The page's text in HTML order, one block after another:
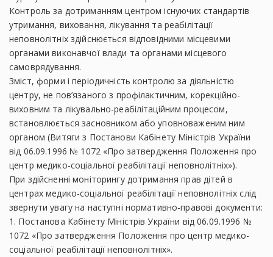
Контроль за дотриманням центром існуючих стандартів
утримання, виховання, лікування та реабілітації
неповнолітніх здійснюється відповідними місцевими
органами виконавчої влади та органами місцевого
самоврядування.
Зміст, форми і періодичність контролю за діяльністю
центру, не пов’язаного з профілактичним, корекційно-
виховним та лікувально-реабілітаційним процесом,
встановлюється засновником або уповноваженим ним
органом (Витяги з Постанови Кабінету Міністрів України
від 06.09.1996 № 1072 «Про затвердження Положення про
центр медико-соціальної реабілітації неповнолітніх»).
При здійсненні моніторингу дотримання прав дітей в
центрах медико-соціальної реабілітації неповнолітніх слід
звернути увагу на наступні нормативно-правові документи:
1. Постанова Кабінету Міністрів України від 06.09.1996 №
1072 «Про затвердження Положення про центр медико-
соціальної реабілітації неповнолітніх».